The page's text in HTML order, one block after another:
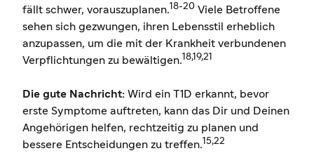
fällt schwer, vorauszuplanen.18-20 Viele Betroffene
sehen sich gezwungen, ihren Lebensstil erheblich
anzupassen, um die mit der Krankheit verbundenen
Verpflichtungen zu bewältigen.18,19,21
Die gute Nachricht: Wird ein T1D erkannt, bevor
erste Symptome auftreten, kann das Dir und Deinen
Angehörigen helfen, rechtzeitig zu planen und
bessere Entscheidungen zu treffen.15,22